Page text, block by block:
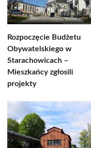
Rozpoczęcie Budżetu
Obywatelskiego w
Starachowicach –
Mieszkańcy zgłosili
projekty